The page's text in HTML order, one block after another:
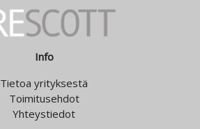
Info
Tietoa yrityksestä
Toimitusehdot
Yhteystiedot